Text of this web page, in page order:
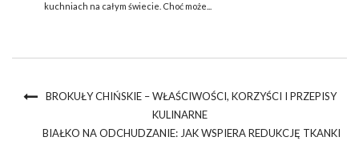
kuchniach na całym świecie. Choć może...
BROKUŁY CHIŃSKIE – WŁAŚCIWOŚCI, KORZYŚCI I PRZEPISY
KULINARNE
BIAŁKO NA ODCHUDZANIE: JAK WSPIERA REDUKCJĘ TKANKI